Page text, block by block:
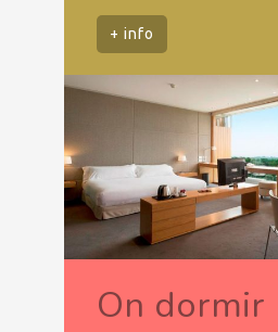
+ info
On dormir